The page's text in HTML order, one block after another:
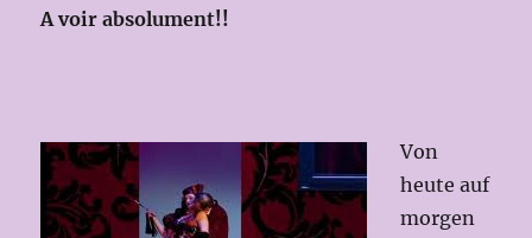
A voir absolument!!
Von
heute auf
morgen